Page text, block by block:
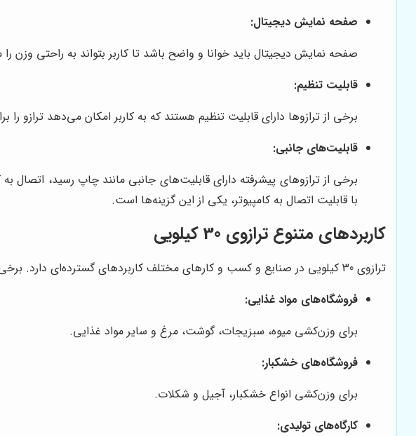
صفحه نمایش دیجیتال:
صفحه نمایش دیجیتال باید خوانا و واضح باشد تا کاربر بتواند به راحتی
قابلیت تنظیم:
برخی از ترازوها دارای قابلیت تنظیم هستند که به کاربر امکان می‌دهد
قابلیت‌های جانبی:
با قابلیت اتصال به کامپیوتر، یکی از این گزینه‌ها است.
کاربردهای متنوع ترازوی 30 کیلویی
ترازوی 30 کیلویی در صنایع و کسب و کارهای مختلف کاربردهای گسترده‌ای دارد. برخی از این کاربردها عبارتند از:
فروشگاه‌های مواد غذایی:
برای وزن‌کشی میوه، سبزیجات، گوشت، مرغ و سایر مواد غذایی.
فروشگاه‌های خشکبار:
برای وزن‌کشی انواع خشکبار، آجیل و شکلات.
کارگاه‌های تولیدی: